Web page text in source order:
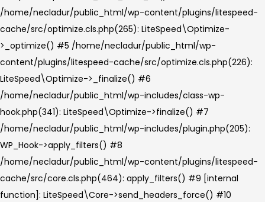
/home/necladur/public_html/wp-content/plugins/litespeed-
cache/src/optimize.cls.php(265): LiteSpeed\Optimize-
>_optimize() #5 /home/necladur/public_html/wp-
content/plugins/litespeed-cache/src/optimize.cls.php(226):
LiteSpeed\Optimize->_finalize() #6
/home/necladur/public_html/wp-includes/class-wp-
hook.php(341): LiteSpeed\Optimize->finalize() #7
/home/necladur/public_html/wp-includes/plugin.php(205):
WP_Hook->apply_filters() #8
/home/necladur/public_html/wp-content/plugins/litespeed-
cache/src/core.cls.php(464): apply_filters() #9 [internal
function]: LiteSpeed\Core->send_headers_force() #10